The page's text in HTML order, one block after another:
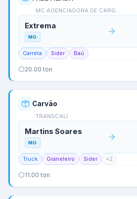
MC AGENCIADORA DE CARG…
Extrema
MG
Carreta Sider Baú
20.00 ton
Carvão
TRANSCALI
Martins Soares
MG
Truck Graneleiro Sider +2
11.00 ton